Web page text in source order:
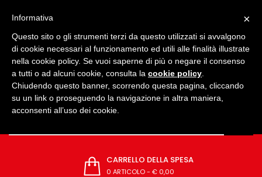
CARRELLO DELLA SPESA
0 ARTICOLO- € 0,00
×
Informativa
Questo sito o gli strumenti terzi da questo utilizzati si avvalgono
di cookie necessari al funzionamento ed utili alle finalità illustrate
nella cookie policy. Se vuoi saperne di più o negare il consenso
a tutti o ad alcuni cookie, consulta la cookie policy
Chiudendo questo banner, scorrendo questa pagina, cliccando
su un link o proseguendo la navigazione in altra maniera,
acconsenti all’uso dei cookie.